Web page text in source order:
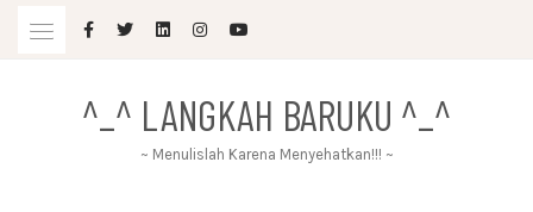
^_^ LANGKAH BARUKU ^_^
~ Menulislah Karena Menyehatkan!!! ~